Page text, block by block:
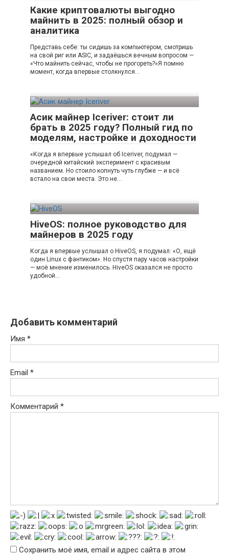
Какие криптовалюты выгодно
майнить в 2025: полный обзор и
аналитика
Представь себе: ты сидишь за компьютером, смотришь
на свой риг или ASIC, и задаёшься вечным вопросом —
«Что майнить сейчас, чтобы не прогореть?»Я помню
момент, когда впервые столкнулся…
Асик майнер Iceriver: стоит ли
брать в 2025 году? Полный гид по
моделям, настройке и доходности
«Когда я впервые услышал об Iceriver, подумал —
очередной китайский эксперимент с красивым
названием. Но стоило копнуть чуть глубже — и всё
встало на свои места. Это не…
HiveOS: полное руководство для
майнеров в 2025 году
Когда я впервые услышал о HiveOS, я подумал: «О, ещё
один Linux с фантиком». Но спустя пару часов настройки
— моё мнение изменилось. HiveOS оказался не просто
удобной…
Добавить комментарий
Имя *
Email *
Комментарий *
Сохранить моё имя, email и адрес сайта в этом